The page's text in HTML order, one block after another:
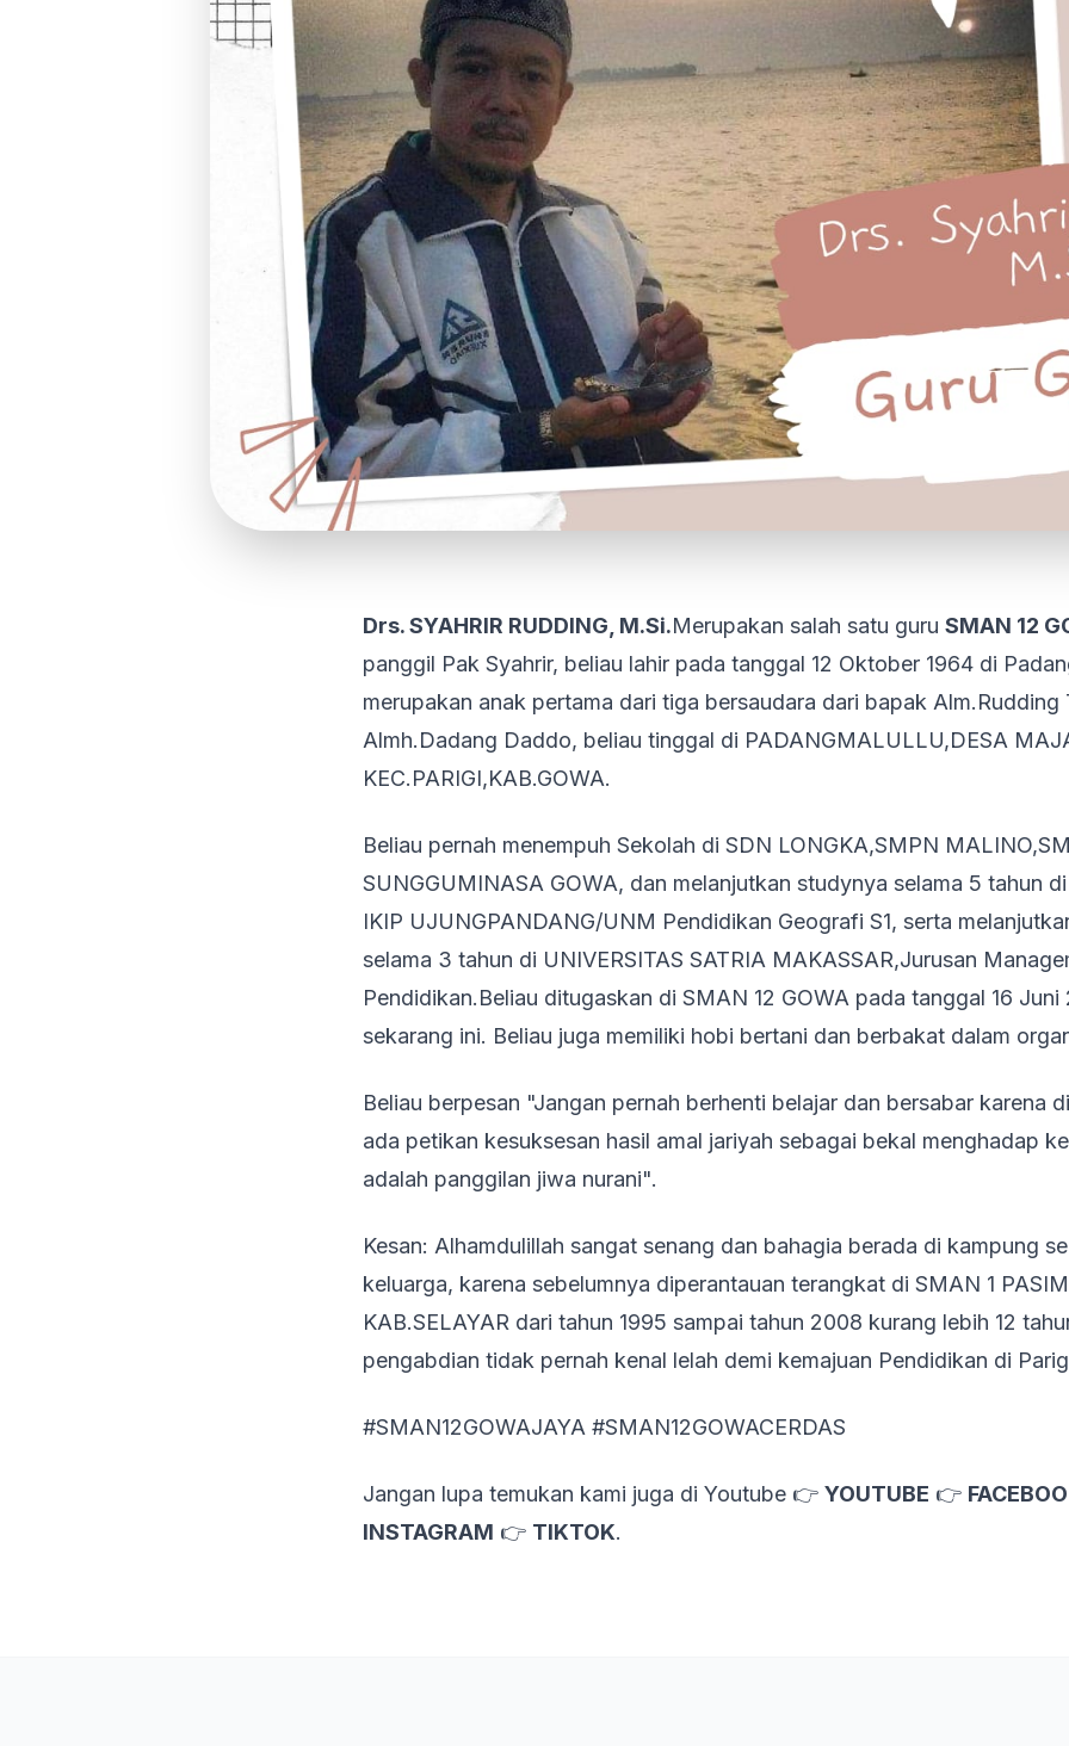
Drs. SYAHRIR RUDDING, M.Si.Merupakan salah satu guru SMAN 12
panggil Pak Syahrir, beliau lahir pada tanggal 12 Oktober 1964 di
merupakan anak pertama dari tiga bersaudara dari bapak Alm.Rudding
Almh.Dadang Daddo, beliau tinggal di PADANGMALULLU,DESA
KEC.PARIGI,KAB.GOWA.
Beliau pernah menempuh Sekolah di SDN LONGKA,SMPN
SUNGGUMINASA GOWA, dan melanjutkan studynya selama 5 tahun
IKIP UJUNGPANDANG/UNM Pendidikan Geografi S1, serta
selama 3 tahun di UNIVERSITAS SATRIA MAKASSAR,Jurusan
Pendidikan.Beliau ditugaskan di SMAN 12 GOWA pada tanggal 16
sekarang ini. Beliau juga memiliki hobi bertani dan berbakat dalam
Beliau berpesan "Jangan pernah berhenti belajar dan bersabar karena
ada petikan kesuksesan hasil amal jariyah sebagai bekal menghadap
adalah panggilan jiwa nurani".
Kesan: Alhamdulillah sangat senang dan bahagia berada di kampung
keluarga, karena sebelumnya diperantauan terangkat di SMAN 1
KAB.SELAYAR dari tahun 1995 sampai tahun 2008 kurang lebih 12
pengabdian tidak pernah kenal lelah demi kemajuan Pendidikan di
#SMAN12GOWAJAYA #SMAN12GOWACERDAS
Jangan lupa temukan kami juga di Youtube 👉 YOUTUBE 👉
INSTAGRAM 👉 TIKTOK.